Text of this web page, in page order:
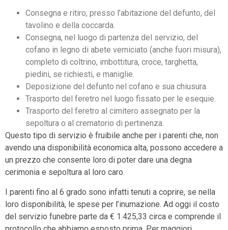
Consegna e ritiro, presso l’abitazione del defunto, del
tavolino e della coccarda.
Consegna, nel luogo di partenza del servizio, del
cofano in legno di abete verniciato (anche fuori misura),
completo di coltrino, imbottitura, croce, targhetta,
piedini, se richiesti, e maniglie.
Deposizione del defunto nel cofano e sua chiusura.
Trasporto del feretro nel luogo fissato per le esequie.
Trasporto del feretro al cimitero assegnato per la
sepoltura o al crematorio di pertinenza.
Questo tipo di servizio è fruibile anche per i parenti che, non
avendo una disponibilità economica alta, possono accedere a
un prezzo che consente loro di poter dare una degna
cerimonia e sepoltura al loro caro.
I parenti fino al 6 grado sono infatti tenuti a coprire, se nella
loro disponibilità, le spese per l’inumazione. Ad oggi il costo
del servizio funebre parte da € 1.425,33 circa e comprende il